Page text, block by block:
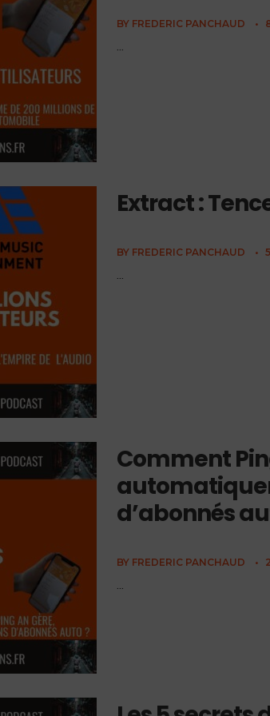
BY FREDERIC PANCHAUD •
...
Extract :
BY FREDERIC PANCHAUD •
...
Comment
d’abonnés
BY FREDERIC PANCHAUD •
...